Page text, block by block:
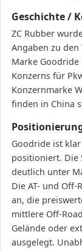
Geschichte /
ZC Rubber
Angaben zu
Marke
Konzerns für
Konzernmarke
finden in China
Goodride ist
positioniert. Die
deutlich unter
Die AT- und Off-
an, die
mittlere Off-
Gelände oder
ausgelegt.